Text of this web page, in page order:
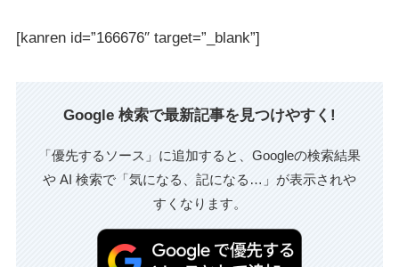
[kanren id=”166676″ target=”_blank”]
Google 検索で最新記事を見つけやすく!
「優先するソース」に追加すると、Googleの検索結果
や AI 検索で「気になる、記になる…」が表示されや
すくなります。